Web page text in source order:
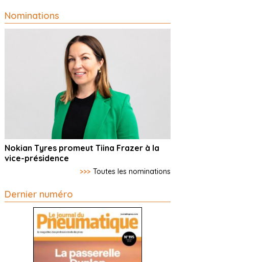
Nominations
Nokian Tyres promeut Tiina Frazer à la
vice-présidence
>>> Toutes les nominations
Dernier numéro